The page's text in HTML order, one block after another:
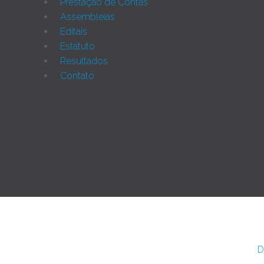
Assembleias
Editais
Estatuto
Resultados
Contato